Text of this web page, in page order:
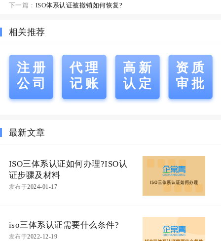
下一篇： ISO体系认证被撤销如何恢复?
相关推荐
注册
公司
代理
记账
高新
认定
资质
审批
最新文章
ISO三体系认证如何办理?ISO认
证步骤及材料
发布于2024-01-17
iso三体系认证需要什么条件?
发布于2022-12-19